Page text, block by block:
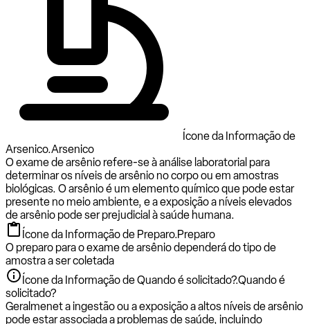
Ícone da Informação de
Arsenico.Arsenico
O exame de arsênio refere-se à análise laboratorial para
determinar os níveis de arsênio no corpo ou em amostras
biológicas. O arsênio é um elemento químico que pode estar
presente no meio ambiente, e a exposição a níveis elevados
de arsênio pode ser prejudicial à saúde humana.
Ícone da Informação de Preparo.Preparo
O preparo para o exame de arsênio dependerá do tipo de
amostra a ser coletada
Ícone da Informação de Quando é solicitado?.Quando é
solicitado?
Geralmenet a ingestão ou a exposição a altos níveis de arsênio
pode estar associada a problemas de saúde, incluindo